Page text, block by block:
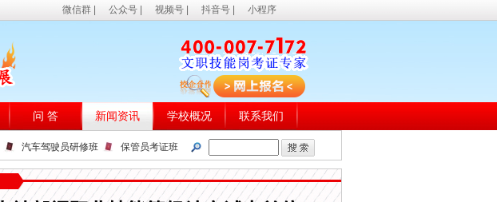
微信群| 公众号| 视频号| 抖音号| 小程序
问 答 新闻资讯 学校概况 联系我们
汽车驾驶员研修班 保管员考证班